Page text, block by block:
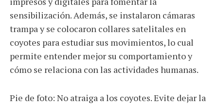
sensibilización. Además, se instalaron cámaras
trampa y se colocaron collares satelitales en
coyotes para estudiar sus movimientos, lo cual
permite entender mejor su comportamiento y
cómo se relaciona con las actividades humanas.
Pie de foto: No atraiga a los coyotes. Evite dejar la